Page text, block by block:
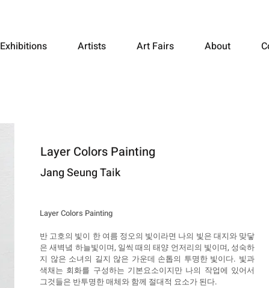
About
Art Fairs
Artists
Exhibitions
Layer Colors Painting
Jang Seung Taik
Layer Colors Painting
반 고호의 빛이 한 여름 정오의 빛이라면 나의 빛은 대지와 맞닿
은 새벽녘 하늘빛이며, 일씩 때의 태양 언저리의 빛이며, 성숙하
지 않은 소녀의 길지 않은 가운데 손톱의 투명한 빛이다. 빛과
색채는 회화를 구성하는 기본요소이지만 나의 작업에 있어서
그것들은 반투명한 매체와 함께 절대적 요소가 된다.